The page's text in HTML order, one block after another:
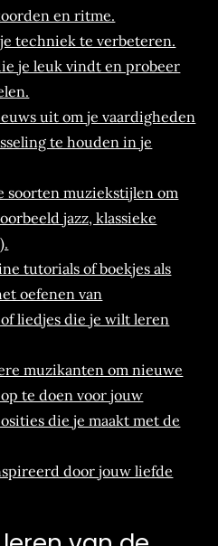
en ritme.
techniek te verbeteren.
je leuk vindt en probeer
uit om je vaardigheden
te houden in je
soorten muziekstijlen om
jazz, klassieke
tutorials of boekjes als
oefenen van
liedjes die je wilt leren
muzikanten om nieuwe
te doen voor jouw
die je maakt met de
door jouw liefde